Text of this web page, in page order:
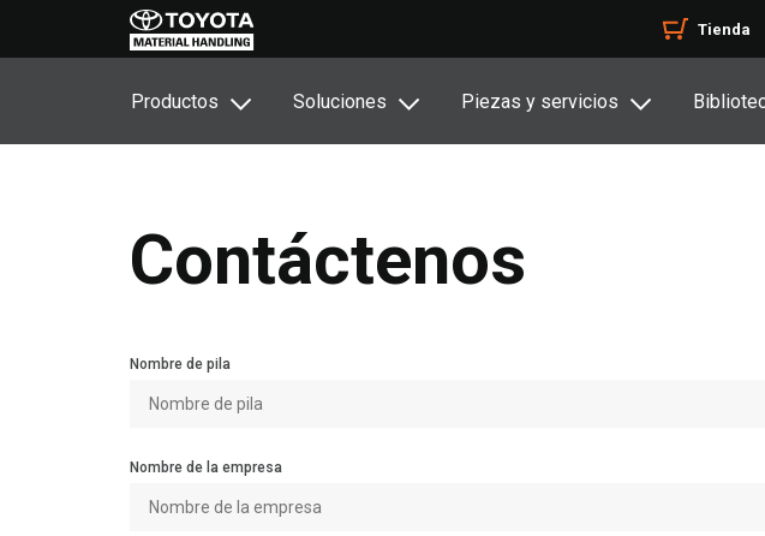
Tienda
Productos Soluciones Piezas y servicios
Contáctenos
Nombre de pila
Nombre de la empresa